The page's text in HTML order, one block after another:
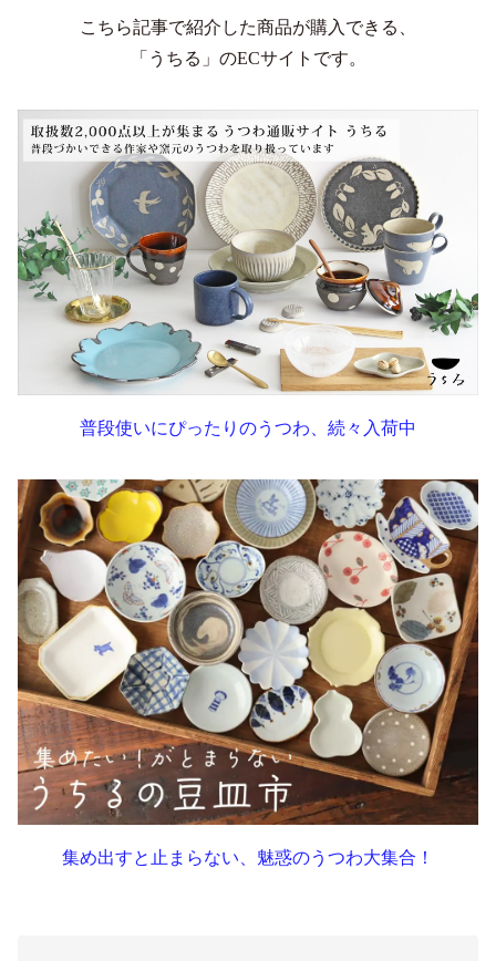
こちら記事で紹介した商品が購入できる、
「うちる」のECサイトです。
普段使いにぴったりのうつわ、続々入荷中
集め出すと止まらない、魅惑のうつわ大集合！